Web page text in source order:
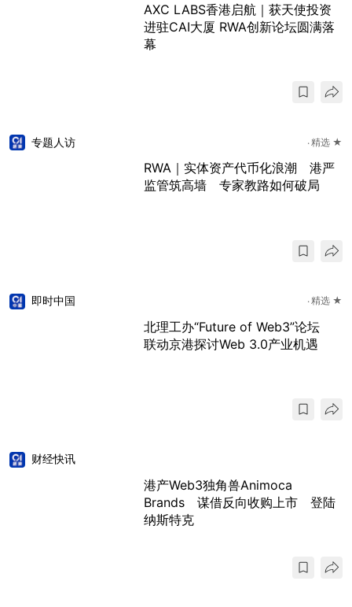
AXC LABS香港启航｜获天使投资
进驻CAI大厦 RWA创新论坛圆满落
幕
专题人访 精选 ★
RWA｜实体资产代币化浪潮 港严
监管筑高墙 专家教路如何破局
即时中国 精选 ★
北理工办“Future of Web3”论坛
联动京港探讨Web 3.0产业机遇
财经快讯
港产Web3独角兽Animoca
Brands 谋借反向收购上市 登陆
纳斯特克